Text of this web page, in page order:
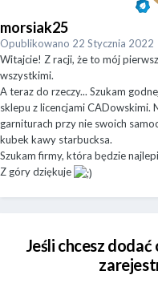
morsiak25
Opublikowano 22 Stycznia 2022
Witajcie! Z racji, że to mój
wszystkimi.
A teraz do rzeczy... Szukam
sklepu z licencjami CADowskimi.
garniturach przy nie swoich
kubek kawy starbucksa.
Szukam firmy, która będzie
Z góry dziękuje
Jeśli chcesz